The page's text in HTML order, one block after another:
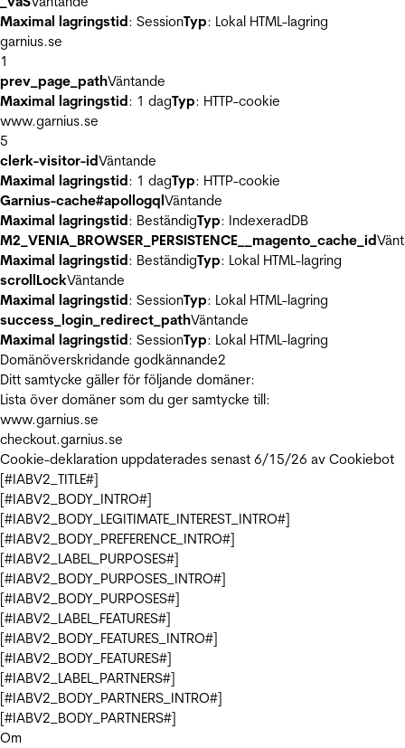
Maximal lagringstid: SessionTyp: Lokal HTML-lagring
garnius.se
1
prev_page_pathVäntande
Maximal lagringstid: 1 dagTyp: HTTP-cookie
www.garnius.se
5
clerk-visitor-idVäntande
Maximal lagringstid: 1 dagTyp: HTTP-cookie
Garnius-cache#apollogqlVäntande
Maximal lagringstid: BeständigTyp: IndexeradDB
M2_VENIA_BROWSER_PERSISTENCE__magento_cache_id
Maximal lagringstid: BeständigTyp: Lokal HTML-lagring
scrollLockVäntande
Maximal lagringstid: SessionTyp: Lokal HTML-lagring
success_login_redirect_pathVäntande
Maximal lagringstid: SessionTyp: Lokal HTML-lagring
Domänöverskridande godkännande2
Ditt samtycke gäller för följande domäner:
Lista över domäner som du ger samtycke till:
www.garnius.se
checkout.garnius.se
Cookie-deklaration uppdaterades senast 6/15/26 av Cookiebot
[#IABV2_TITLE#]
[#IABV2_BODY_INTRO#]
[#IABV2_BODY_LEGITIMATE_INTEREST_INTRO#]
[#IABV2_BODY_PREFERENCE_INTRO#]
[#IABV2_LABEL_PURPOSES#]
[#IABV2_BODY_PURPOSES_INTRO#]
[#IABV2_BODY_PURPOSES#]
[#IABV2_LABEL_FEATURES#]
[#IABV2_BODY_FEATURES_INTRO#]
[#IABV2_BODY_FEATURES#]
[#IABV2_LABEL_PARTNERS#]
[#IABV2_BODY_PARTNERS_INTRO#]
[#IABV2_BODY_PARTNERS#]
Om